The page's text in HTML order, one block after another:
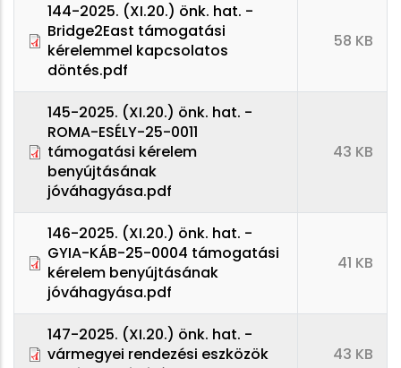
144-2025. (XI.20.) önk. hat. -
Bridge2East támogatási
kérelemmel kapcsolatos
döntés.pdf
58 KB
145-2025. (XI.20.) önk. hat. -
ROMA-ESÉLY-25-0011
támogatási kérelem
benyújtásának
jóváhagyása.pdf
43 KB
146-2025. (XI.20.) önk. hat. -
GYIA-KÁB-25-0004 támogatási
kérelem benyújtásának
jóváhagyása.pdf
41 KB
147-2025. (XI.20.) önk. hat. -
vármegyei rendezési eszközök
43 KB